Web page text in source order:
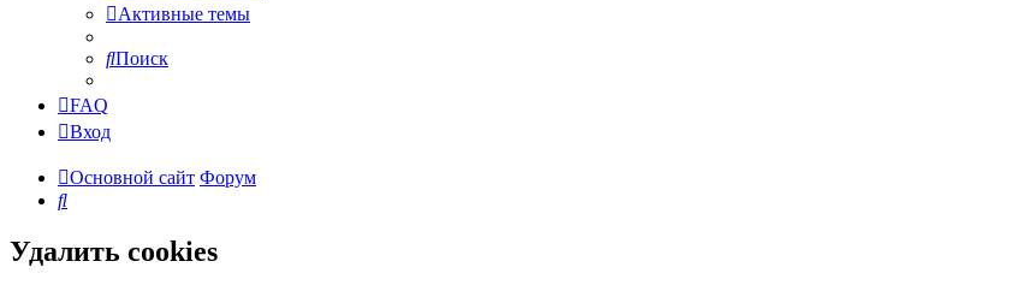
Активные темы
Поиск
FAQ
Вход
Основной сайт Форум
Поиск
Удалить cookies